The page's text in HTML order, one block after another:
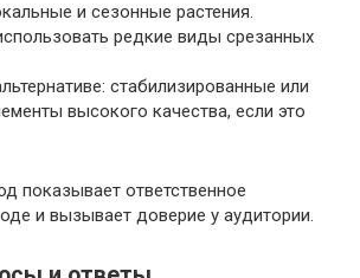
и сезонные растения.
редкие виды срезанных
стабилизированные или
высокого качества, если это
показывает ответственное
и вызывает доверие у аудитории.